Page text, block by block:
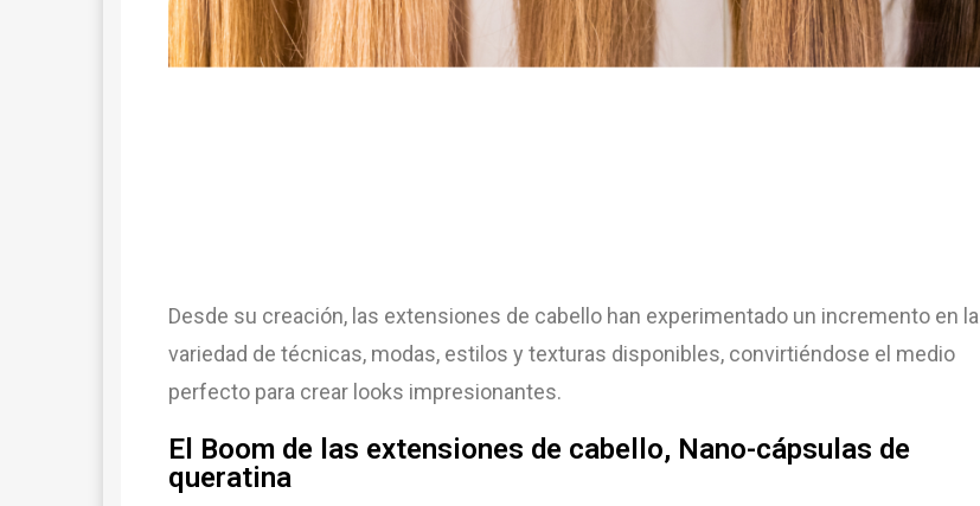
Desde su creación, las extensiones de cabello han experimentado un incremento en la
variedad de técnicas, modas, estilos y texturas disponibles, convirtiéndose el medio
perfecto para crear looks impresionantes.
El Boom de las extensiones de cabello, Nano-cápsulas de
queratina